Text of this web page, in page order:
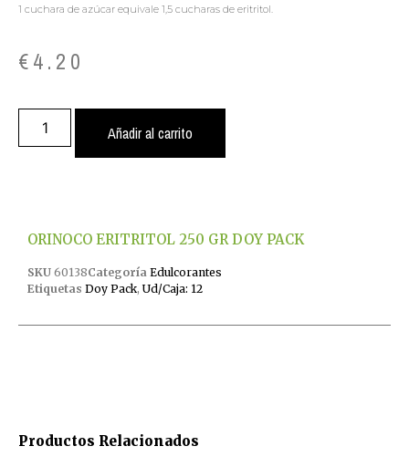
1 cuchara de azúcar equivale 1,5 cucharas de eritritol.
€4.20
Añadir al carrito
Productos Relacionados
ORINOCO ERITRITOL 250 GR DOY PACK
SKU 60138Categoría Edulcorantes
Etiquetas Doy Pack, Ud/Caja: 12